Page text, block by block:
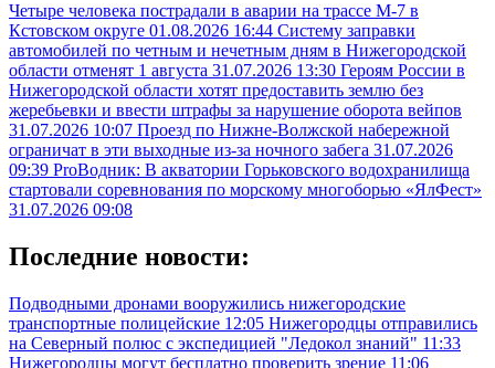
Четыре человека пострадали в аварии на трассе М-7 в
Кстовском округе 01.08.2026 16:44 Систему заправки
автомобилей по четным и нечетным дням в Нижегородской
области отменят 1 августа 31.07.2026 13:30 Героям России в
Нижегородской области хотят предоставить землю без
жеребьевки и ввести штрафы за нарушение оборота вейпов
31.07.2026 10:07 Проезд по Нижне-Волжской набережной
ограничат в эти выходные из-за ночного забега 31.07.2026
09:39 ProВодник: В акватории Горьковского водохранилища
стартовали соревнования по морскому многоборью «ЯлФест»
31.07.2026 09:08
Последние новости:
Подводными дронами вооружились нижегородские
транспортные полицейские 12:05 Нижегородцы отправились
на Северный полюс с экспедицией "Ледокол знаний" 11:33
Нижегородцы могут бесплатно проверить зрение 11:06